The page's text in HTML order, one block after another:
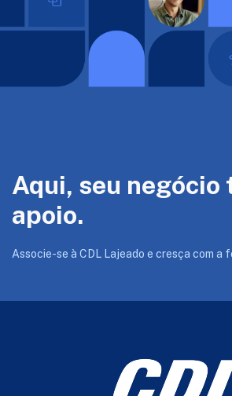
Aqui, seu negócio
apoio.
Associe-se à CDL Lajeado e cresça com a